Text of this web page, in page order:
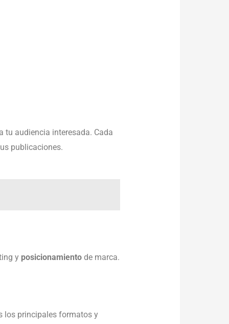
tu audiencia interesada. Cada
publicaciones.
y posicionamiento de marca.
los principales formatos y